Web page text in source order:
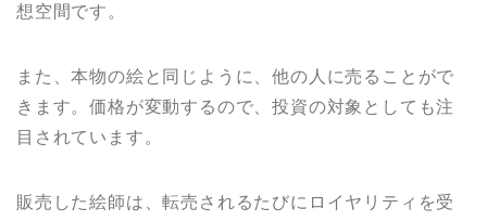
想空間です。
また、本物の絵と同じように、他の人に売ることがで
きます。価格が変動するので、投資の対象としても注
目されています。
販売した絵師は、転売されるたびにロイヤリティを受